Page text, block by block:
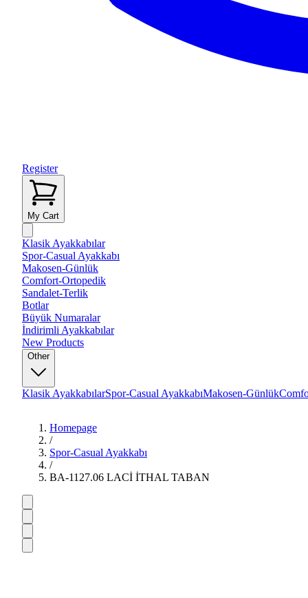
Register
My Cart
Klasik Ayakkabılar
Spor-Casual Ayakkabı
Makosen-Günlük
Comfort-Ortopedik
Sandalet-Terlik
Botlar
Büyük Numaralar
İndirimli Ayakkabılar
New Products
Other
Klasik AyakkabılarSpor-Casual AyakkabıMakosen-Günlük
Homepage
/
Spor-Casual Ayakkabı
/
BA-1127.06 LACİ İTHAL TABAN